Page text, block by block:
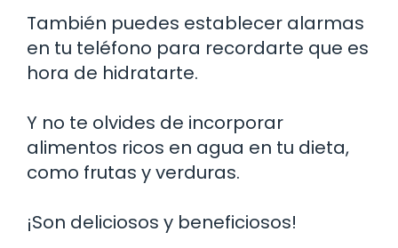
También puedes establecer alarmas
en tu teléfono para recordarte que es
hora de hidratarte.
Y no te olvides de incorporar
alimentos ricos en agua en tu dieta,
como frutas y verduras.
¡Son deliciosos y beneficiosos!